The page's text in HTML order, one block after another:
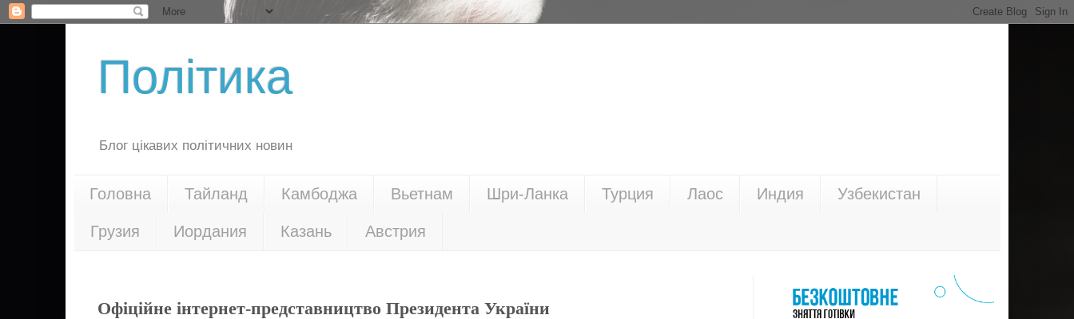
Політика
Блог цікавих політичних новин
Головна Тайланд Камбоджа Вьетнам Шри-Ланка Турция Лаос Индия Узбекистан
Грузия Иордания Казань Австрия
Офіційне інтернет-представництво Президента України